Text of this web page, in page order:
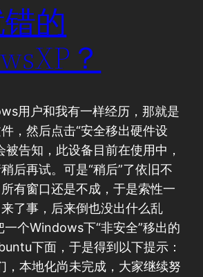
的
？
用户和我有一样经历，那就是
，然后点击“安全移出硬件设
被告知，此设备目前在使用中，
后再试。可是“稍后”了依旧不
有窗口还是不成，于是索性一
了事，后来倒也没出什么乱
一个Windows下“非安全”移出的
下面，于是得到以下提示：
，本地化尚未完成，大家继续努